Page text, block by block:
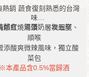
熱銷 蔬食復刻熟悉的台灣
味
蔬食、無蛋奶、無五辛
郁紅燒湯頭，層次細膩、
順喉
添酸爽微辣風味，獨立酸
菜包
※本產品含0.5%當歸酒